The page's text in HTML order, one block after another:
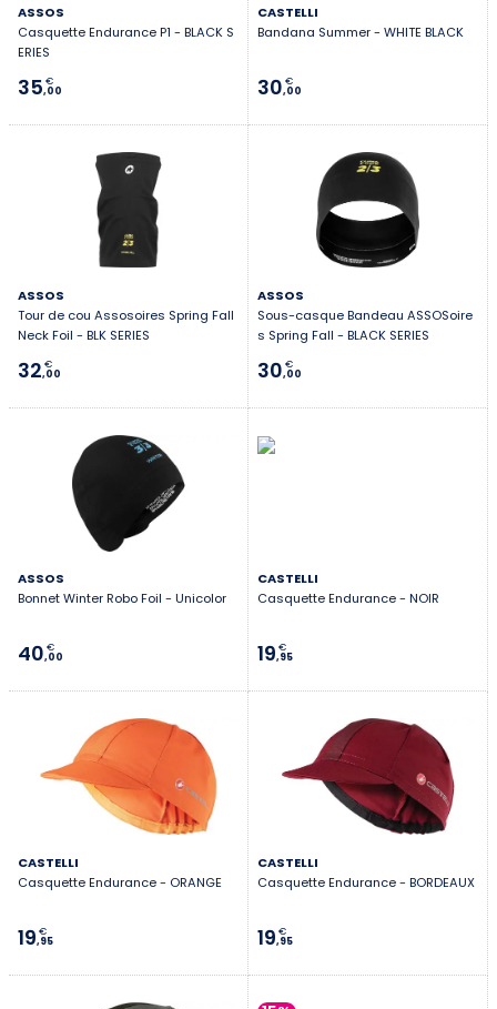
ASSOS
Casquette Endurance P1 - BLACK S
ERIES
35,00
€
CASTELLI
Bandana Summer - WHITE BLACK
30,00
€
ASSOS
Tour de cou Assosoires Spring Fall
Neck Foil - BLK SERIES
32,00
€
ASSOS
Sous-casque Bandeau ASSOSoire
s Spring Fall - BLACK SERIES
30,00
€
ASSOS
Bonnet Winter Robo Foil - Unicolor
40,00
€
CASTELLI
Casquette Endurance - NOIR
19,95
€
CASTELLI
Casquette Endurance - ORANGE
19,95
€
CASTELLI
Casquette Endurance - BORDEAUX
19,95
€